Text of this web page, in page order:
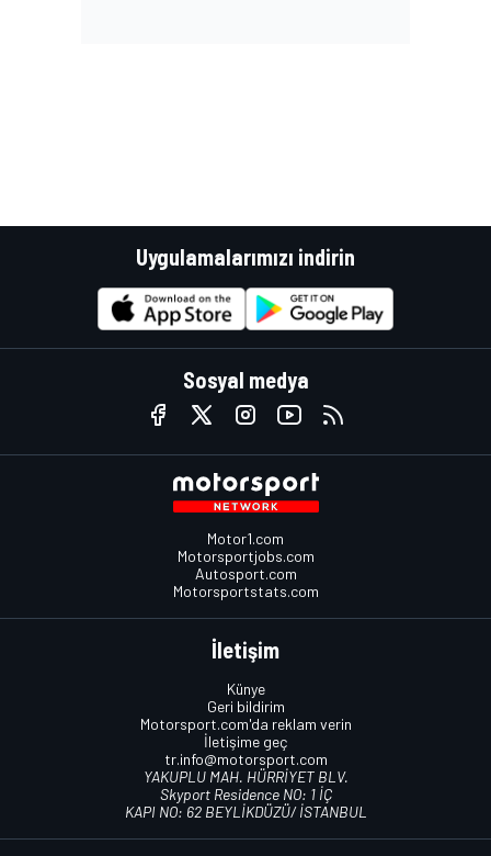
Uygulamalarımızı indirin
Sosyal medya
Motor1.com
Motorsportjobs.com
Autosport.com
Motorsportstats.com
İletişim
Künye
Geri bildirim
Motorsport.com'da reklam verin
İletişime geç
tr.info@motorsport.com
YAKUPLU MAH. HÜRRİYET BLV.
Skyport Residence NO: 1 İÇ
KAPI NO: 62 BEYLİKDÜZÜ/ İSTANBUL